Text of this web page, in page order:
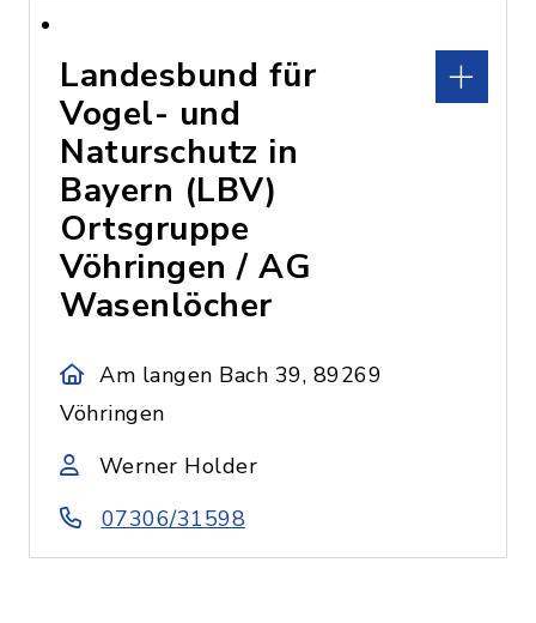
Landesbund für
Vogel- und
Naturschutz in
Bayern (LBV)
Ortsgruppe
Vöhringen / AG
Wasenlöcher
Am langen Bach 39, 89269
Vöhringen
Werner Holder
07306/31598